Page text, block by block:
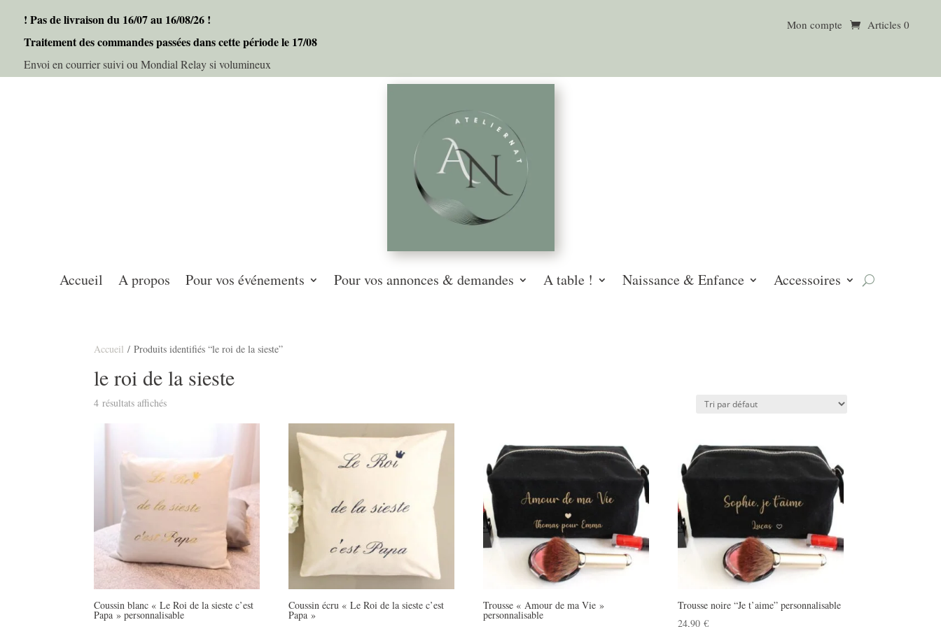
! Pas de livraison du 16/07 au 16/08/26 !
Traitement des commandes passées dans cette période le 17/08
Envoi en courrier suivi ou Mondial Relay si volumineux
Mon compte Articles 0
Accueil A propos Pour vos événements Pour vos annonces & demandes A table ! Naissance & Enfance Accessoires
Accueil / Produits identifiés “le roi de la sieste”
le roi de la sieste
4 résultats affichés
Coussin blanc « Le Roi de la sieste c’est
Papa » personnalisable
Coussin écru « Le Roi de la sieste c’est
Papa »
Trousse « Amour de ma Vie »
personnalisable
Trousse noire “Je t’aime” personnalisable
24,90€